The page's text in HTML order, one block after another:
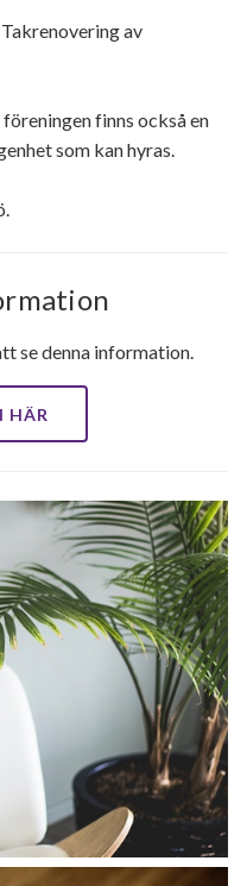
av
finns också en
som kan hyras.
se denna information.
HÄR